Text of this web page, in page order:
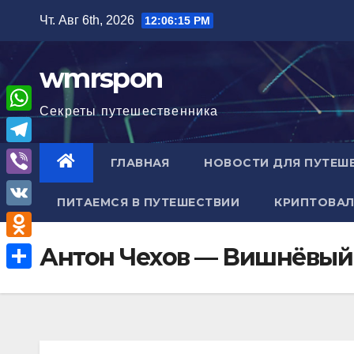
содержимому
Чт. Авг 6th, 2026 12:06:16 PM
wmrspon
Секреты путешественника
ГЛАВНАЯ НОВОСТИ ДЛЯ
ПИТАЕМСЯ В ПУТЕШЕСТВИИ
Антон Чехов —
W
h
a
A
T
e
l
e
g
V
i
b
e
V
K
O